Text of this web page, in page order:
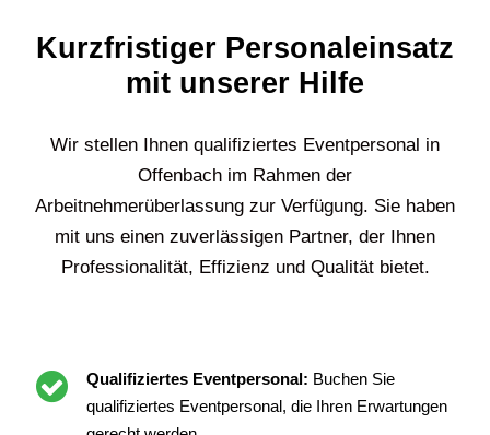
Kurzfristiger Personaleinsatz
mit unserer Hilfe
Wir stellen Ihnen qualifiziertes Eventpersonal in
Offenbach im Rahmen der
Arbeitnehmerüberlassung zur Verfügung. Sie haben
mit uns einen zuverlässigen Partner, der Ihnen
Professionalität, Effizienz und Qualität bietet.
Qualifiziertes Eventpersonal: Buchen Sie
qualifiziertes Eventpersonal, die Ihren Erwartungen